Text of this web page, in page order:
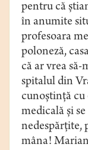
pentru că
în anumite
profesoara
poloneză,
că ar vrea să-
spitalul din
cunoştinţă cu
medicală şi
nedespărţite,
mâna!